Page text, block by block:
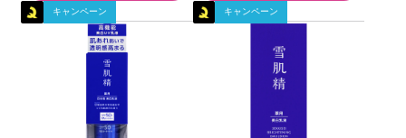
キャンペーン キャンペーン